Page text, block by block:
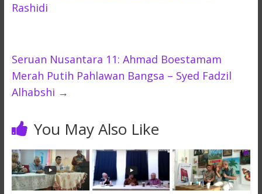
Rashidi
Seruan Nusantara 11: Ahmad Boestamam
Merah Putih Pahlawan Bangsa – Syed Fadzil
Alhabshi →
You May Also Like